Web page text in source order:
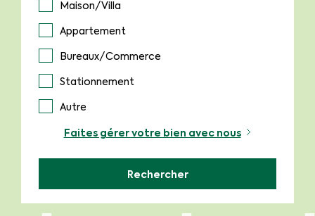
Maison/Villa
Appartement
Bureaux/Commerce
Stationnement
Autre
Faites gérer votre bien avec nous
Rechercher